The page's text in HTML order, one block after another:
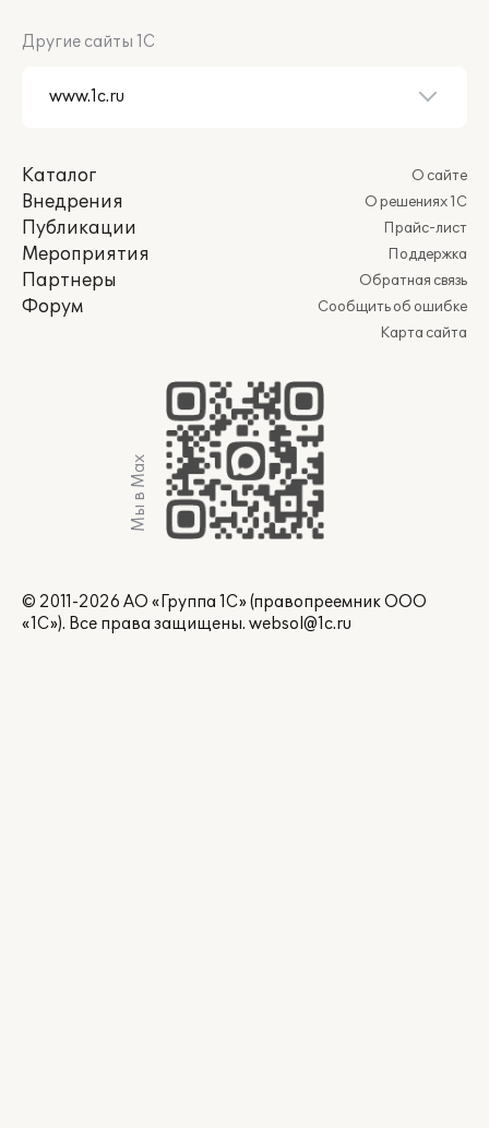
Другие сайты 1С
Каталог
Внедрения
Публикации
Мероприятия
Партнеры
Форум
О сайте
О решениях 1С
Прайс-лист
Поддержка
Обратная связь
Сообщить об ошибке
Карта сайта
Мы в Max
© 2011-2026 АО «Группа 1С» (правопреемник ООО
«1С»). Все права защищены. websol@1c.ru